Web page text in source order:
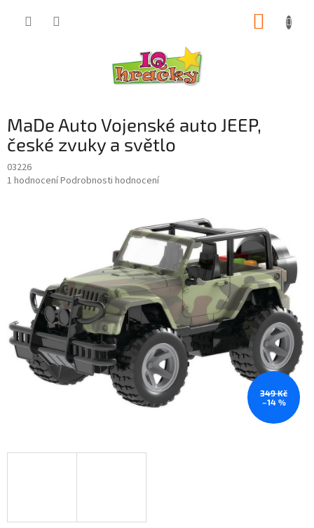
MaDe Auto Vojenské auto JEEP,
české zvuky a světlo
03226
Průměrné
1 hodnoceníPodrobnosti hodnocení
349 Kč
–14 %